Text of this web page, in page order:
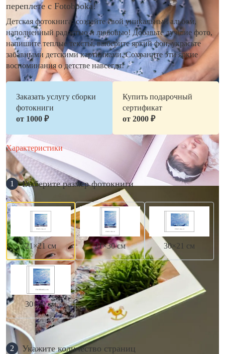
переплете с Fotobooka!
Детская фотокнига: создайте свой уникальный альбом,
наполненный радостью и любовью! Добавьте лучшие фото,
напишите теплые тексты, выберите яркий фон, украсьте
забавными детскими картинками. Сохраните эти яркие
воспоминания о детстве навсегда!
Заказать услугу сборки
фотокниги
от 1000 ₽
Купить подарочный
сертификат
от 2000 ₽
Характеристики
1 Выберите размер фотокниги
21×21 см 21×30 см 30×21 см
30×30 см
2 Укажите количество страниц